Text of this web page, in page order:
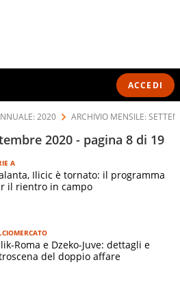
ACCEDI
2020 ARCHIVIO MENSILE:
2020 - pagina 8 di 19
A
Ilicic è tornato: il programma
il rientro in campo
Roma e Dzeko-Juve: dettagli e
del doppio affare